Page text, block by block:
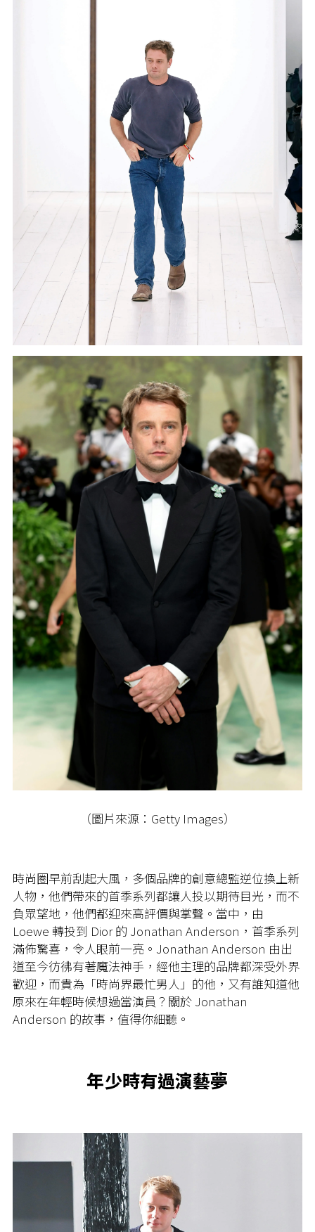
（圖片來源：Getty Images）
時尚圈早前刮起大風，多個品牌的創意總監逆位換上新
人物，他們帶來的首季系列都讓人投以期待目光，而不
負眾望地，他們都迎來高評價與掌聲。當中，由
Loewe 轉投到 Dior 的 Jonathan Anderson，首季系列
滿佈驚喜，令人眼前一亮。Jonathan Anderson 由出
道至今彷彿有著魔法神手，經他主理的品牌都深受外界
歡迎，而貴為「時尚界最忙男人」的他，又有誰知道他
原來在年輕時候想過當演員？關於 Jonathan
Anderson 的故事，值得你細聽。
年少時有過演藝夢